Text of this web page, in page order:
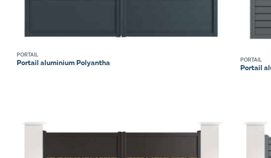
PORTAIL
Portail aluminium Polyantha PORTAIL
Portail